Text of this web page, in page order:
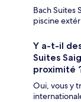
Bach Suites
piscine
Y a-t-il
Suites
proximité
Oui, vous y